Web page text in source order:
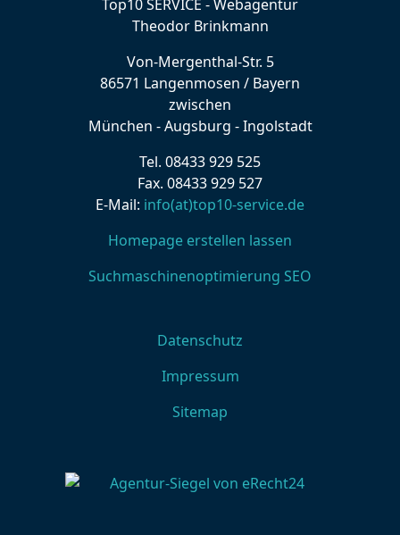
Top10 SERVICE - Webagentur
Theodor Brinkmann
Von-Mergenthal-Str. 5
86571 Langenmosen / Bayern
zwischen
München - Augsburg - Ingolstadt
Tel. 08433 929 525
Fax. 08433 929 527
E-Mail: info(at)top10-service.de
Homepage erstellen lassen
Suchmaschinenoptimierung SEO
Datenschutz
Impressum
Sitemap